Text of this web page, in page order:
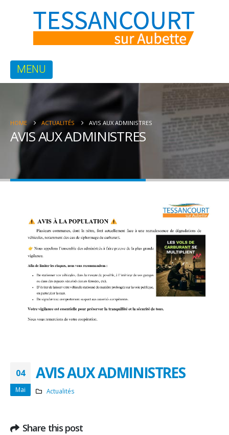
HOME ACTUALITÉS AVIS AUX ADMINISTRES
AVIS AUX ADMINISTRES
04
Mai
AVIS AUX ADMINISTRES
Actualités
Share this post